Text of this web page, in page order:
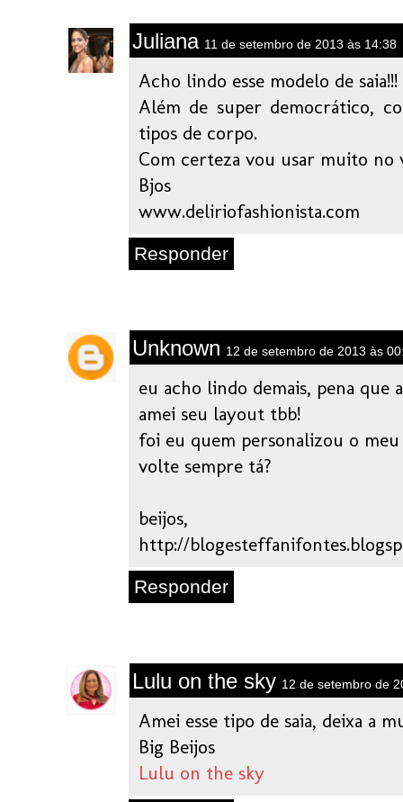
Juliana 11 de setembro de 2013 às 14:38
Acho lindo esse modelo de saia!!!
Além de super democrático,
tipos de corpo.
Com certeza vou usar muito no
Bjos
www.deliriofashionista.com
Responder
Unknown 12 de setembro de 2013 às
eu acho lindo demais, pena que
amei seu layout tbb!
foi eu quem personalizou o
volte sempre tá?
beijos,
http://
Responder
Lulu on the sky 12 de setembro de
Amei esse tipo de saia, deixa a
Big Beijos
Lulu on the sky